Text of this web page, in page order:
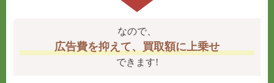
なので、
広告費を抑えて、買取額に上乗せ
できます!